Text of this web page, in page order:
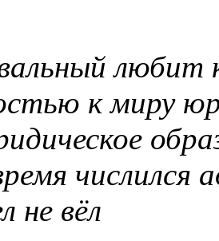
любит
к миру
числился
не вёл